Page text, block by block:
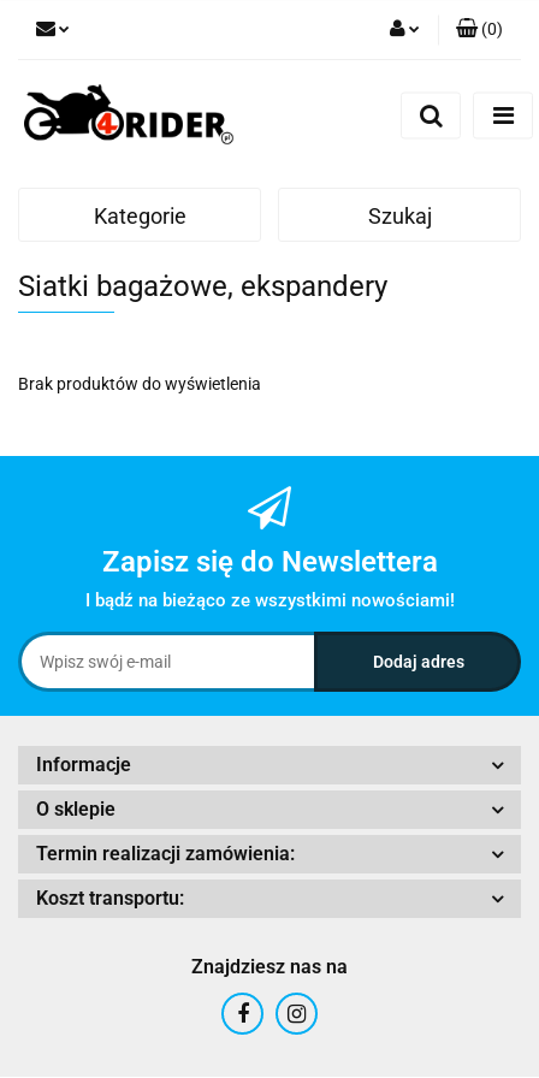
(0)
Kategorie Szukaj
Siatki bagażowe, ekspandery
Brak produktów do wyświetlenia
Zapisz się do Newslettera
I bądź na bieżąco ze wszystkimi nowościami!
Informacje
O sklepie
Termin realizacji zamówienia:
Koszt transportu:
Znajdziesz nas na